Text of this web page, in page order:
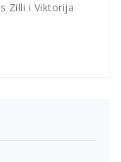
Zilli i Viktorija